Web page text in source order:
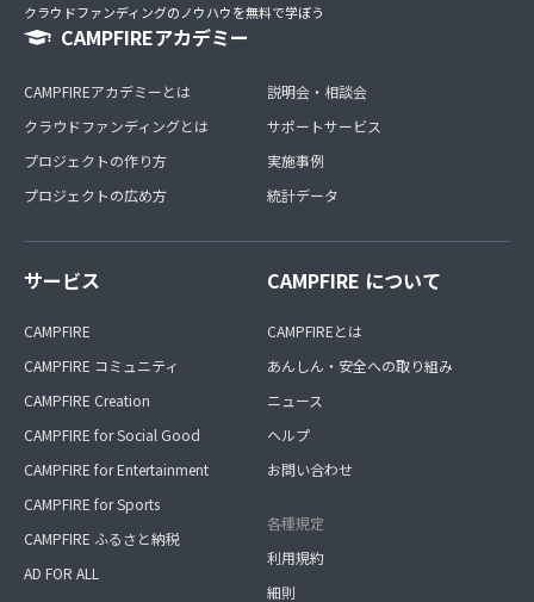
クラウドファンディングのノウハウを無料で学ぼう
CAMPFIREアカデミー
CAMPFIREアカデミーとは
クラウドファンディングとは
プロジェクトの作り方
プロジェクトの広め方
説明会・相談会
サポートサービス
実施事例
統計データ
サービス
CAMPFIRE
CAMPFIRE コミュニティ
CAMPFIRE Creation
CAMPFIRE for Social Good
CAMPFIRE for Entertainment
CAMPFIRE for Sports
CAMPFIRE ふるさと納税
AD FOR ALL
CAMPFIRE について
CAMPFIREとは
あんしん・安全への取り組み
ニュース
ヘルプ
お問い合わせ
各種規定
利用規約
細則